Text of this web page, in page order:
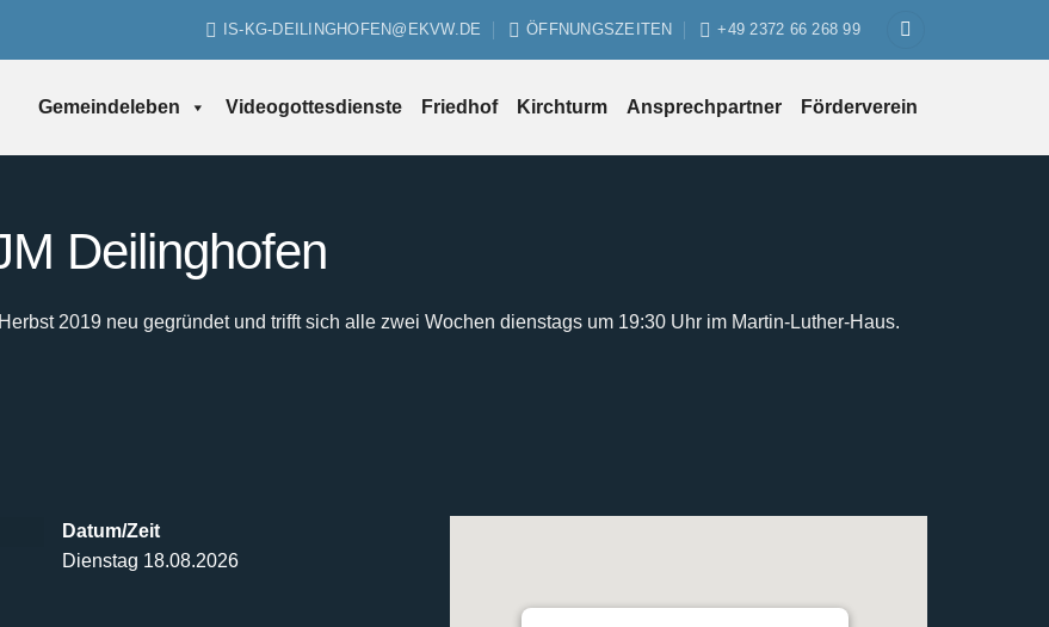
IS-KG-DEILINGHOFEN@EKVW.DE ÖFFNUNGSZEITEN +49 2372 66 268 99
Gemeindeleben Videogottesdienste Friedhof Kirchturm Ansprechpartner Förderverein
Deilinghofen
2019 neu gegründet und trifft sich alle zwei Wochen dienstags um 19:30 Uhr im Martin-Luther-Haus.
Datum/Zeit
Dienstag 18.08.2026